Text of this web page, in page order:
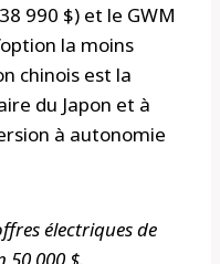
990 $) et le GWM
la moins
chinois est la
du Japon et à
à autonomie
électriques de